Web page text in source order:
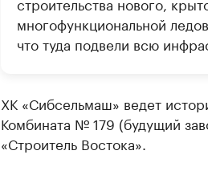
многофункциональной
что туда подвели всю
ХК «Сибсельмаш» ведет
Комбината № 179 (будущий
«Строитель Востока».